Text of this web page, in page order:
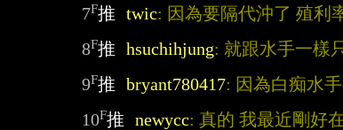
7F推 twic: 因為要隔代沖了 殖利
8F推 hsuchihjung: 就跟水手一樣
9F推 bryant780417: 因為白痴水
10F推 newycc: 真的 我最近剛好